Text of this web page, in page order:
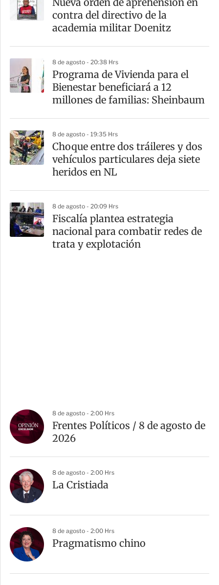
contra del directivo de la
academia militar Doenitz
8 de agosto - 20:38 Hrs
Programa de Vivienda para el
Bienestar beneficiará a 12
millones de familias: Sheinbaum
8 de agosto - 19:35 Hrs
Choque entre dos tráileres y dos
vehículos particulares deja siete
heridos en NL
8 de agosto - 20:09 Hrs
Fiscalía plantea estrategia
nacional para combatir redes de
trata y explotación
8 de agosto - 2:00 Hrs
Frentes Políticos / 8 de agosto de
2026
8 de agosto - 2:00 Hrs
La Cristiada
8 de agosto - 2:00 Hrs
Pragmatismo chino